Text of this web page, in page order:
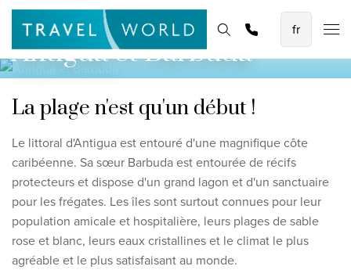
Les meilleures vacances en avion
Baoase Luxury Resort Curaçao
Lux* Grand Baie Resort Mauritius
Constance Halaveli Maldives
Voir toutes les vacances en avion
Des circuits uniques
Circuit de découverte des Émirats de 8 jours
Fly & Drive - Couleurs du Yucatan
Page d'accueil Destinations Thèmes Promotions
Rechercher et réserver
Antigua et Barbuda
La plage n'est qu'un début !
Le littoral d'Antigua est entouré d'une magnifique côte
caribéenne. Sa sœur Barbuda est entourée de récifs
protecteurs et dispose d'un grand lagon et d'un sanctuaire
pour les frégates. Les îles sont surtout connues pour leur
population amicale et hospitalière, leurs plages de sable
rose et blanc, leurs eaux cristallines et le climat le plus
agréable et le plus satisfaisant au monde.